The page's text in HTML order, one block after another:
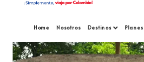
Home Nosotros Destinos Planes